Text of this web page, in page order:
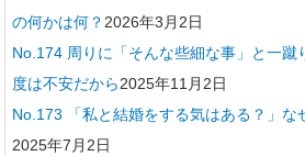
の何かは何？ 2026年3月2日
No.174 周りに「そんな些細な事」と一蹴
度は不安だから2025年11月2日
No.173 「私と結婚をする気はある？」な
2025年7月2日